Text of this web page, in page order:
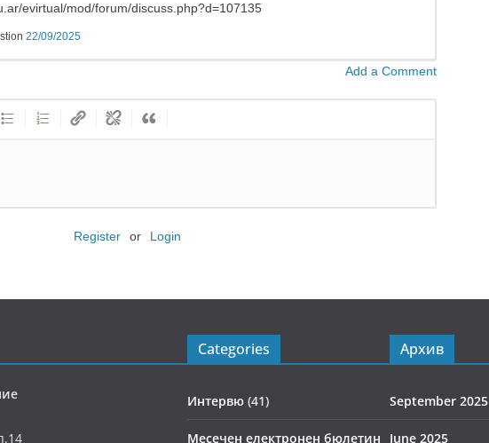
evirtual/mod/forum/discuss.php?d=107135
22/09/2025
Add a Comment
Register or Login
Categories
Интервю (41)
Месечен електронен бюлетин
Архив
September 2025
June 2025